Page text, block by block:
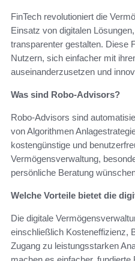
FinTech revolutioniert die
Einsatz von digitalen
transparenter gestalten. Diese
Nutzern, sich einfacher mit
auseinanderzusetzen und
Was sind Robo-Advisors?
Robo-Advisors sind
von Algorithmen
kostengünstige und
Vermögensverwaltung,
persönliche Beratung
Welche Vorteile bietet die
Die digitale
einschließlich Kosteneffizienz,
Zugang zu leistungsstarken